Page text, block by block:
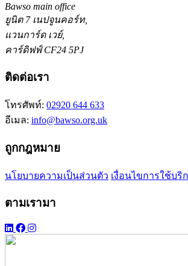
Bawso main office
ยูนิต 7 เนปจูนคอร์ท,
แวนการ์ด เวย์,
คาร์ดิฟฟ์ CF24 5PJ
ติดต่อเรา
โทรศัพท์: 02920 644 633
อีเมล: info@bawso.org.uk
ถูกกฎหมาย
นโยบายความเป็นส่วนตัว เงื่อนไขการใช้บริ
ตามเรามา